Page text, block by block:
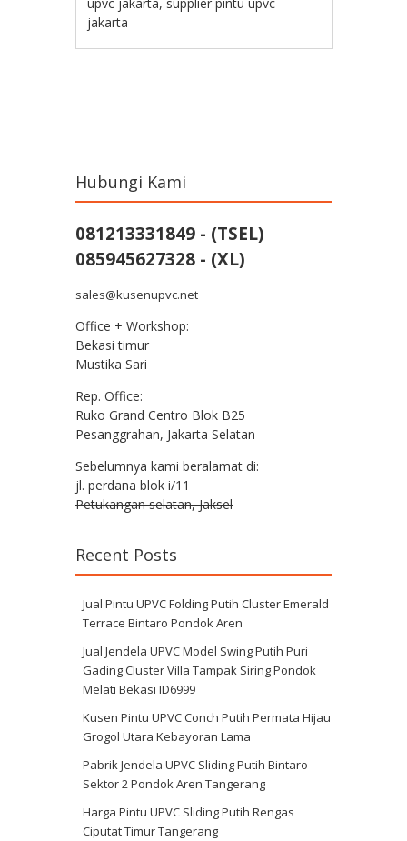
upvc jakarta, supplier pintu upvc
jakarta
Hubungi Kami
081213331849 - (TSEL)
085945627328 - (XL)
sales@kusenupvc.net
Office + Workshop:
Bekasi timur
Mustika Sari
Rep. Office:
Ruko Grand Centro Blok B25
Pesanggrahan, Jakarta Selatan
Sebelumnya kami beralamat di:
jl. perdana blok i/11
Petukangan selatan, Jaksel
Recent Posts
Jual Pintu UPVC Folding Putih Cluster Emerald
Terrace Bintaro Pondok Aren
Jual Jendela UPVC Model Swing Putih Puri
Gading Cluster Villa Tampak Siring Pondok
Melati Bekasi ID6999
Kusen Pintu UPVC Conch Putih Permata Hijau
Grogol Utara Kebayoran Lama
Pabrik Jendela UPVC Sliding Putih Bintaro
Sektor 2 Pondok Aren Tangerang
Harga Pintu UPVC Sliding Putih Rengas
Ciputat Timur Tangerang